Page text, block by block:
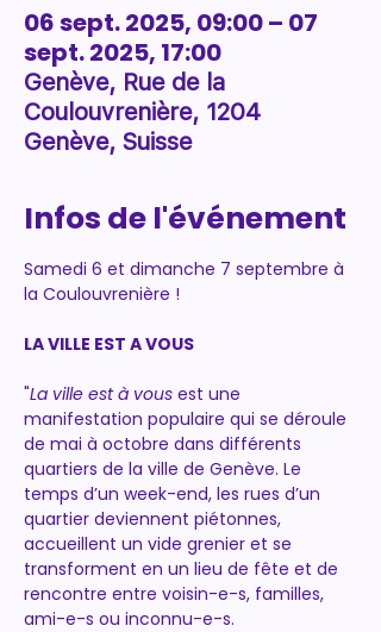
06 sept. 2025, 09:00 – 07
sept. 2025, 17:00
Genève, Rue de la
Coulouvrenière, 1204
Genève, Suisse
Infos de l'événement
Samedi 6 et dimanche 7 septembre à
la Coulouvrenière !
LA VILLE EST A VOUS
"La ville est à vous est une
manifestation populaire qui se déroule
de mai à octobre dans différents
quartiers de la ville de Genève. Le
temps d’un week-end, les rues d’un
quartier deviennent piétonnes,
accueillent un vide grenier et se
transforment en un lieu de fête et de
rencontre entre voisin-e-s, familles,
ami-e-s ou inconnu-e-s.